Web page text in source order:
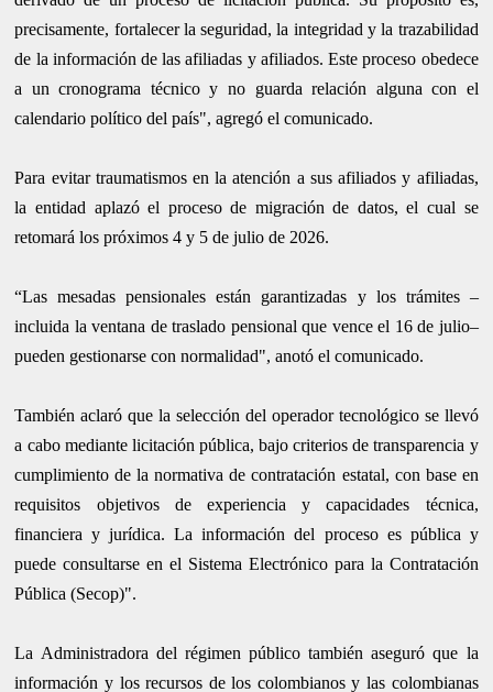
precisamente, fortalecer la seguridad, la integridad y la trazabilidad
de la información de las afiliadas y afiliados. Este proceso obedece
a un cronograma técnico y no guarda relación alguna con el
calendario político del país", agregó el comunicado.
Para evitar traumatismos en la atención a sus afiliados y afiliadas,
la entidad aplazó el proceso de migración de datos, el cual se
retomará los próximos 4 y 5 de julio de 2026.
“Las mesadas pensionales están garantizadas y los trámites –
incluida la ventana de traslado pensional que vence el 16 de julio–
pueden gestionarse con normalidad", anotó el comunicado.
También aclaró que la selección del operador tecnológico se llevó
a cabo mediante licitación pública, bajo criterios de transparencia y
cumplimiento de la normativa de contratación estatal, con base en
requisitos objetivos de experiencia y capacidades técnica,
financiera y jurídica. La información del proceso es pública y
puede consultarse en el Sistema Electrónico para la Contratación
Pública (Secop)".
La Administradora del régimen público también aseguró que la
información y los recursos de los colombianos y las colombianas